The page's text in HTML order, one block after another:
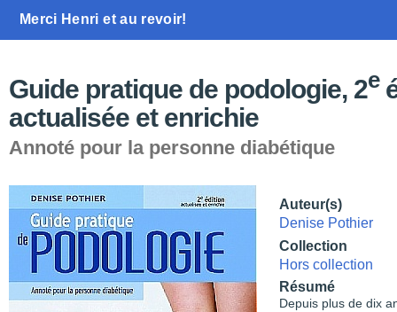
Merci Henri et au revoir!
Guide pratique de podologie, 2e
actualisée et enrichie
Annoté pour la personne diabétique
Auteur(s)
Denise Pothier
Collection
Hors collection
Résumé
Depuis plus de dix